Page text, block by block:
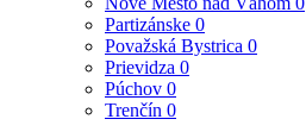
Partizánske 0
Považská Bystrica 0
Prievidza 0
Púchov 0
Trenčín 0